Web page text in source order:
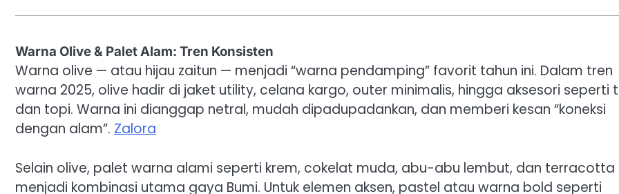
Warna Olive & Palet Alam: Tren Konsisten
Warna olive — atau hijau zaitun — menjadi “warna pendamping” favorit tahun ini. Dalam tren
warna 2025, olive hadir di jaket utility, celana kargo, outer minimalis, hingga aksesori seperti
dan topi. Warna ini dianggap netral, mudah dipadupadankan, dan memberi kesan “koneksi
dengan alam”. Zalora
Selain olive, palet warna alami seperti krem, cokelat muda, abu-abu lembut, dan terracotta
menjadi kombinasi utama gaya Bumi. Untuk elemen aksen, pastel atau warna bold seperti